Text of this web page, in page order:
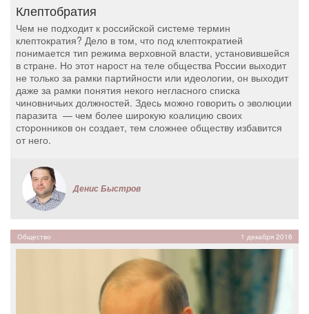
Клептобратия
Чем не подходит к российской системе термин
клептократия? Дело в том, что под клептократией
понимается тип режима верховной власти, установившейся
в стране. Но этот нарост на теле общества России выходит
не только за рамки партийности или идеологии, он выходит
даже за рамки понятия некого негласного списка
чиновничьих должностей. Здесь можно говорить о эволюции
паразита — чем более широкую коалицию своих
сторонников он создает, тем сложнее обществу избавится
от него.
Денис Быстров
Общество 1 декабря 2016